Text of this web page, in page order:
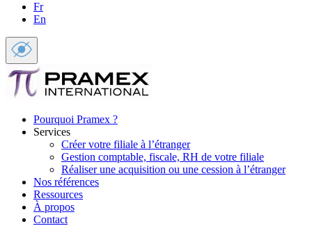
Fr
En
Pourquoi Pramex ?
Services
Créer votre filiale à l’étranger
Gestion comptable, fiscale, RH de votre filiale
Réaliser une acquisition ou une cession à l’étranger
Nos références
Ressources
À propos
Contact